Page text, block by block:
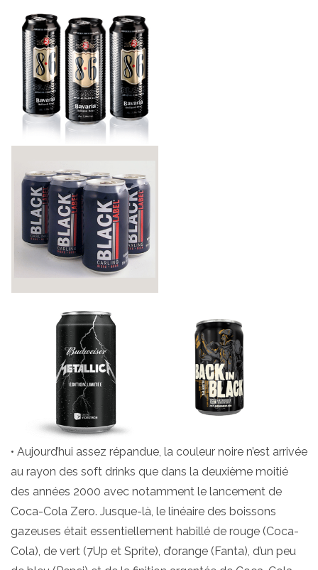
• Aujourd’hui assez répandue, la couleur noire n’est arrivée
au rayon des soft drinks que dans la deuxième moitié
des années 2000 avec notamment le lancement de
Coca-Cola Zero. Jusque-là, le linéaire des boissons
gazeuses était essentiellement habillé de rouge (Coca-
Cola), de vert (7Up et Sprite), d’orange (Fanta), d’un peu